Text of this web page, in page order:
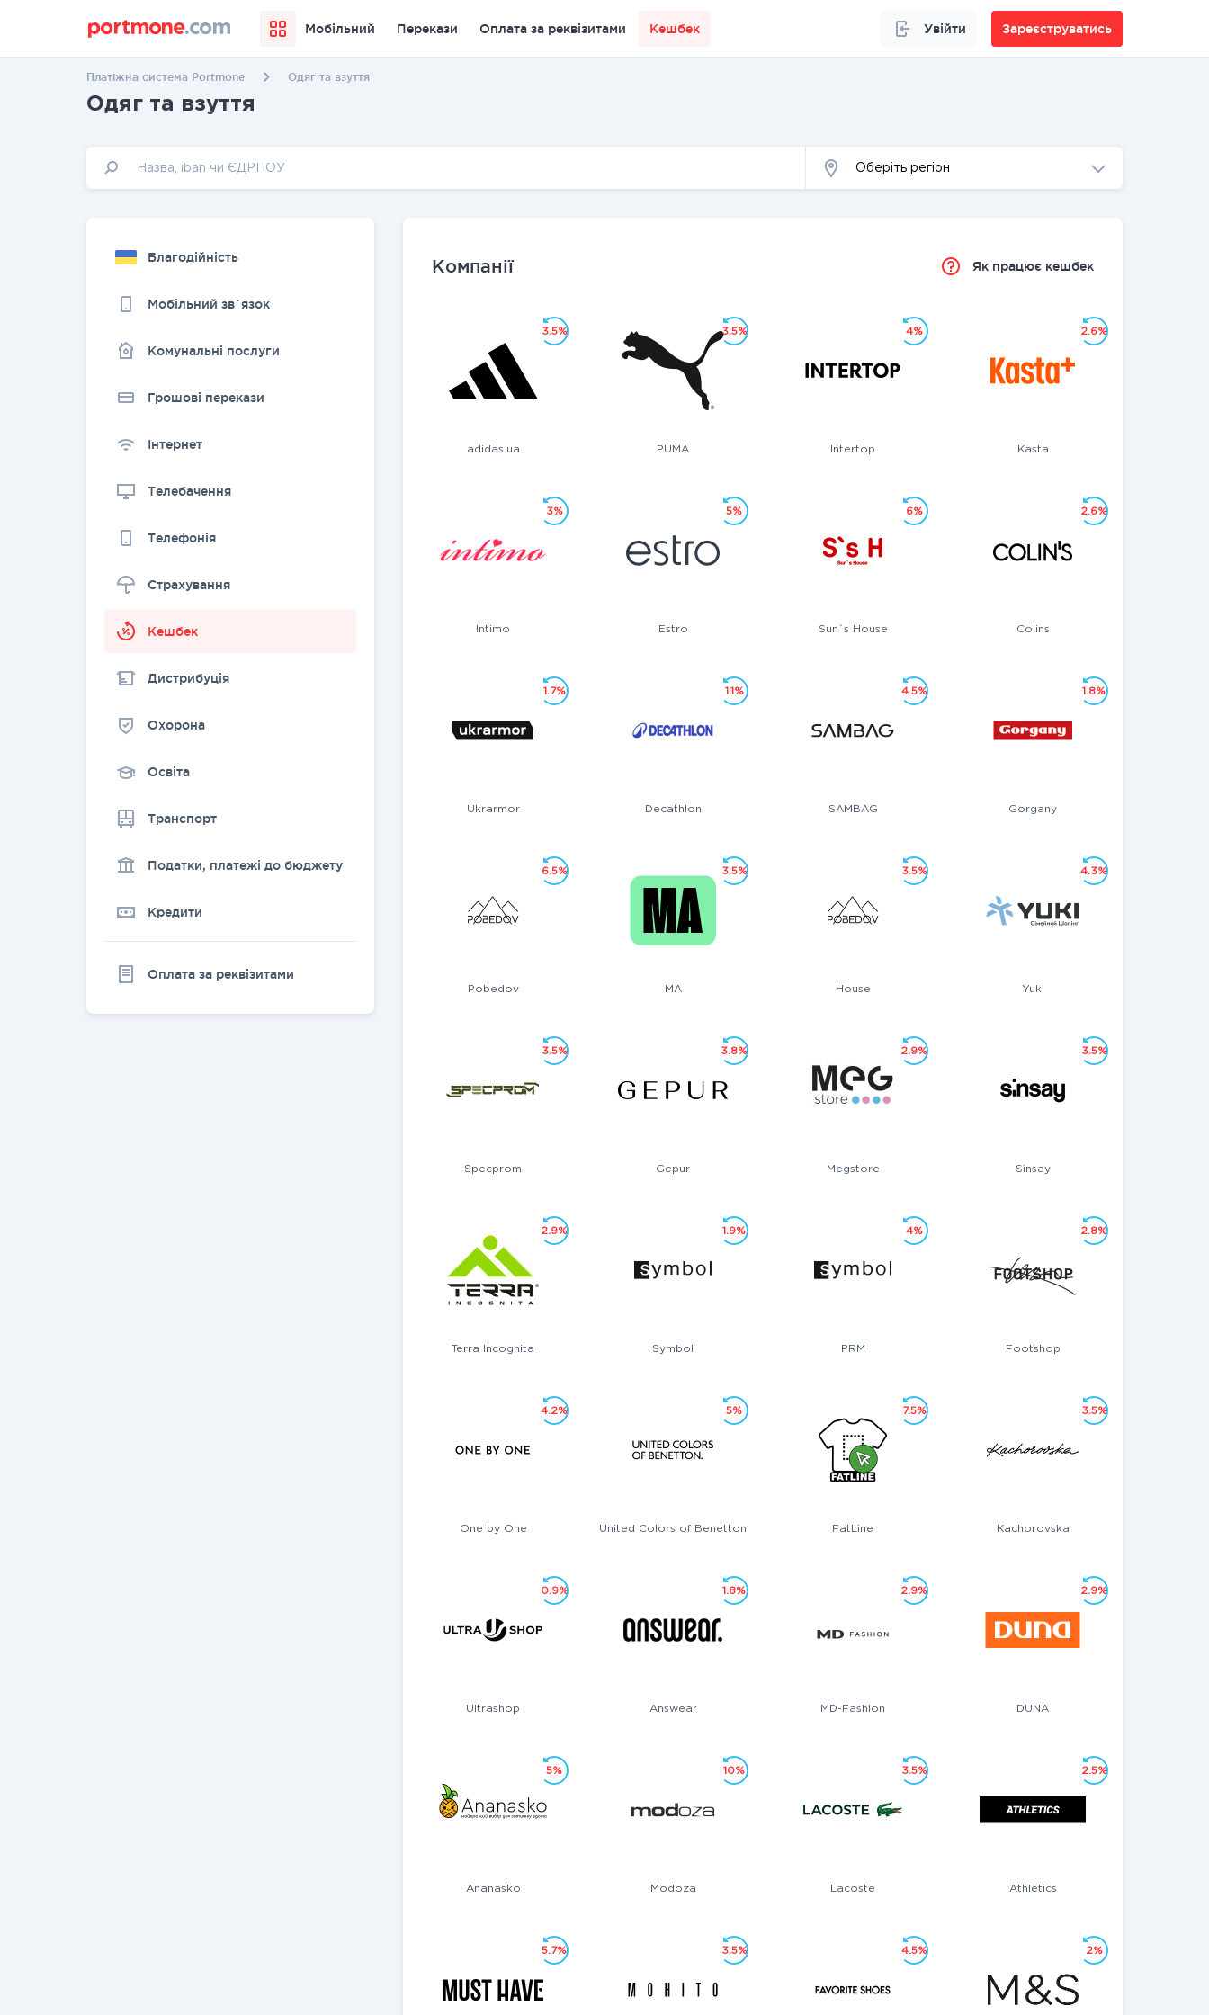
Мобільний Перекази Оплата за реквізитами Кешбек Увійти Зареєструватись
Платіжна система Portmone Одяг та взуття
Одяг та взуття
Оберіть регіон
Благодійність
Мобільний зв`язок
Комунальні послуги
Грошовi перекази
Інтернет
Телебачення
Телефонія
Страхування
Kешбек
Дистрибуція
Охорона
Освіта
Транспорт
Податки, платежі до бюджету
Кредити
Оплата за реквізитами
Компанії Як працює кешбек
adidas.ua
3.5%
PUMA
3.5%
Intertop
4%
Kasta
2.6%
Intimo
3%
Estro
5%
Sun`s House
6%
Colins
2.6%
Ukrarmor
1.7%
Decathlon
1.1%
SAMBAG
4.5%
Gorgany
1.8%
Pobedov
6.5%
MA
3.5%
House
3.5%
Yuki
4.3%
Specprom
3.5%
Gepur
3.8%
Megstore
2.9%
Sinsay
3.5%
Terra Incognita
2.9%
Symbol
1.9%
PRM
4%
Footshop
2.8%
One by One
4.2%
United Colors of Benetton
5%
FatLine
7.5%
Kachorovska
3.5%
Ultrashop
0.9%
Answear
1.8%
MD-Fashion
2.9%
DUNA
2.9%
Ananasko
5%
Modoza
10%
Lacoste
3.5%
Athletics
2.5%
5.7% 3.5% 4.5% 2%